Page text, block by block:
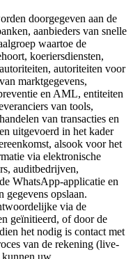
doorgegeven aan de
aanbieders van snelle
waartoe de
koeriersdiensten,
autoriteiten voor
marktgegevens,
en AML, entiteiten
van tools,
van transacties en
uitgevoerd in het kader
alsook voor het
via elektronische
auditbedrijven,
WhatsApp-applicatie en
gegevens opslaan.
via de
geïnitieerd, of door de
het nodig is contact met
van de rekening (live-
uw